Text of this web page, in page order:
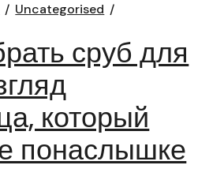
Uncategorised
сруб для
который
понаслышке